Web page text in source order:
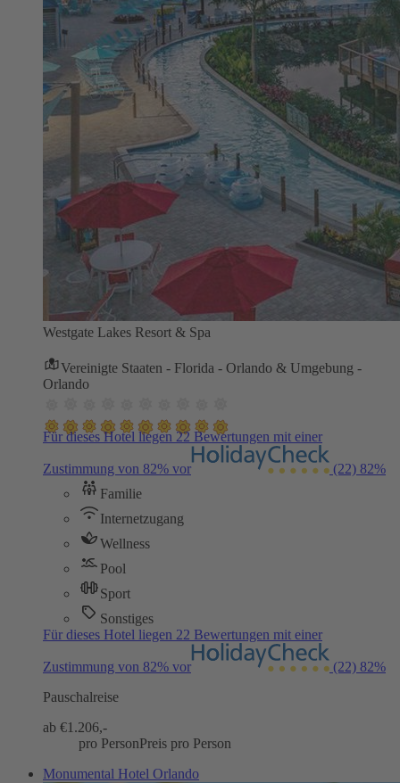
Westgate Lakes Resort & Spa
Vereinigte Staaten - Florida - Orlando & Umgebung -
Orlando
Für dieses Hotel liegen 22 Bewertungen mit einer
Zustimmung von 82% vor (22) 82%
Familie
Internetzugang
Wellness
Pool
Sport
Sonstiges
Für dieses Hotel liegen 22 Bewertungen mit einer
Zustimmung von 82% vor (22) 82%
Pauschalreise
ab €1.206,-
pro PersonPreis pro Person
Monumental Hotel Orlando